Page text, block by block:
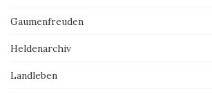
Gaumenfreuden
Heldenarchiv
Landleben